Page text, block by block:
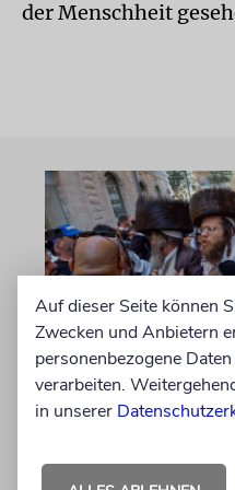
der Menschheit
JERUSALEM
Charedim
Auf dieser Seite können
Zwecken und Anbietern
personenbezogene
verarbeiten.
in unserer